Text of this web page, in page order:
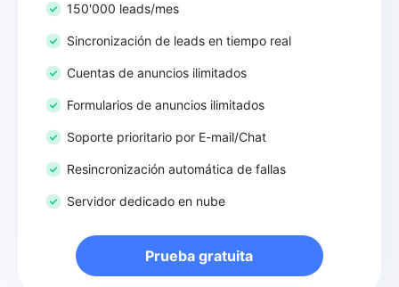
150'000 leads/mes
Sincronización de leads en tiempo real
Cuentas de anuncios ilimitados
Formularios de anuncios ilimitados
Soporte prioritario por E-mail/Chat
Resincronización automática de fallas
Servidor dedicado en nube
Prueba gratuita